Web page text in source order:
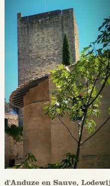
d'Anduze en Sauve,